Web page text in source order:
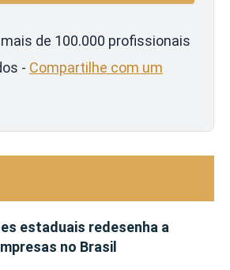
de 100.000 profissionais
- Compartilhe com um
estaduais redesenha a
no Brasil